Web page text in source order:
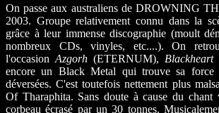
On passe aux australiens de DROWNING
2003. Groupe relativement connu dans la
grâce à leur immense discographie (moult
nombreux CDs, vinyles, etc....). On
l'occasion Azgorh (ETERNUM), Blackheart
encore un Black Metal qui trouve sa force
déversées. C'est toutefois nettement plus
Of Tharaphita. Sans doute à cause du chant
corbeau écrasé par un 30 tonnes.